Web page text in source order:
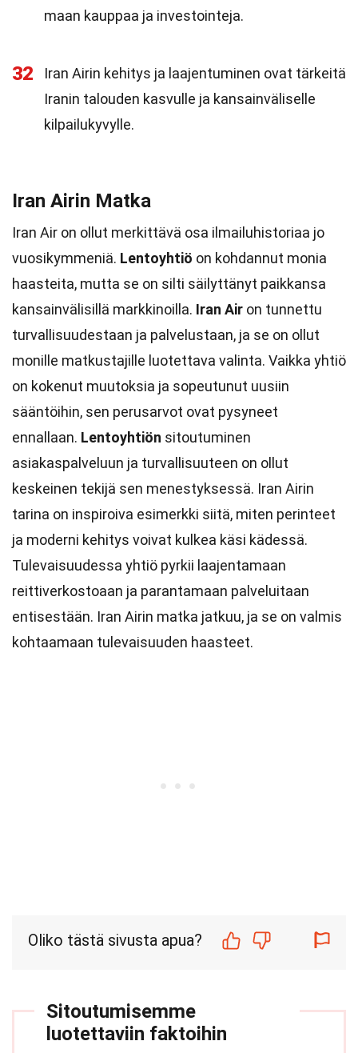
maan kauppaa ja investointeja.
32
Iran Airin kehitys ja laajentuminen ovat tärkeitä
Iranin talouden kasvulle ja kansainväliselle
kilpailukyvylle.
Iran Airin Matka
Iran Air on ollut merkittävä osa ilmailuhistoriaa jo
vuosikymmeniä. Lentoyhtiö on kohdannut monia
haasteita, mutta se on silti säilyttänyt paikkansa
kansainvälisillä markkinoilla. Iran Air on tunnettu
turvallisuudestaan ja palvelustaan, ja se on ollut
monille matkustajille luotettava valinta. Vaikka yhtiö
on kokenut muutoksia ja sopeutunut uusiin
sääntöihin, sen perusarvot ovat pysyneet
ennallaan. Lentoyhtiön sitoutuminen
asiakaspalveluun ja turvallisuuteen on ollut
keskeinen tekijä sen menestyksessä. Iran Airin
tarina on inspiroiva esimerkki siitä, miten perinteet
ja moderni kehitys voivat kulkea käsi kädessä.
Tulevaisuudessa yhtiö pyrkii laajentamaan
reittiverkostoaan ja parantamaan palveluitaan
entisestään. Iran Airin matka jatkuu, ja se on valmis
kohtaamaan tulevaisuuden haasteet.
Oliko tästä sivusta apua?
Sitoutumisemme
luotettaviin faktoihin